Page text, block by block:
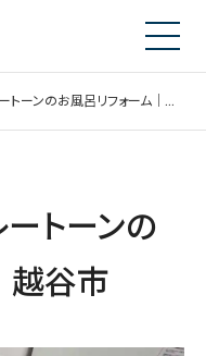
ンのお風呂リフォーム｜越谷市
トーンの
越谷市